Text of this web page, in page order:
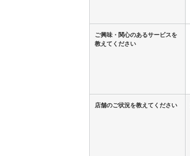
ご興味・関心のあるサービスを
教えてください
店舗のご状況を教えてください